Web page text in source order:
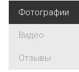
Фотографии
Видео
Отзывы